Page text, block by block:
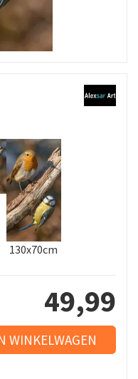
130x70cm
49,99